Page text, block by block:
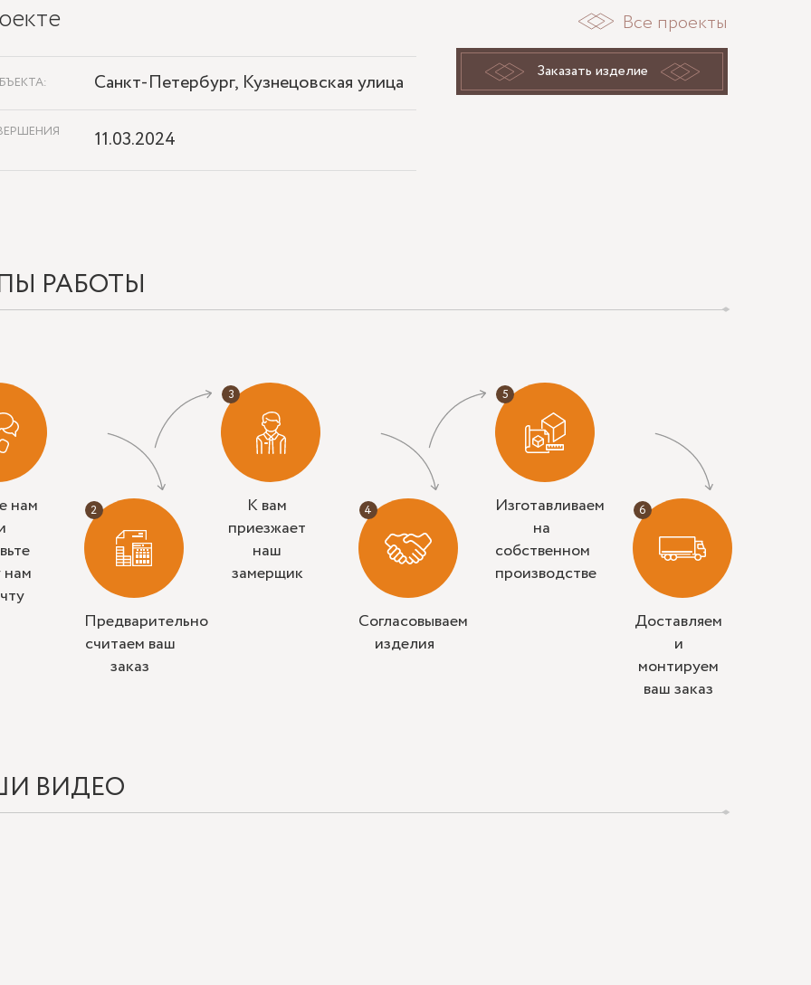
Все проекты
Заказать изделие
Санкт-Петербург, Кузнецовская улица
11.03.2024
РАБОТЫ
нам
нам
Предварительно
считаем ваш
заказ
К вам
приезжает
наш
замерщик
Согласовываем
изделия
Изготавливаем
на
собственном
производстве
Доставляем
и
монтируем
ваш заказ
ВИДЕО